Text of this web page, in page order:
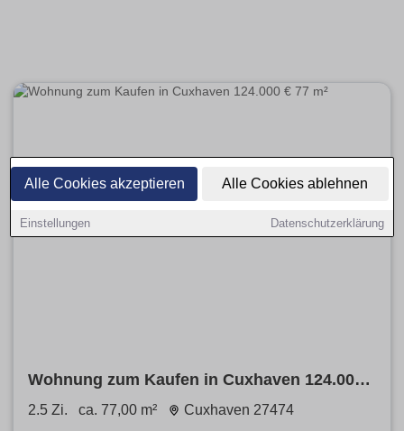
Alle Cookies akzeptieren Alle Cookies ablehnen
Einstellungen Datenschutzerklärung
Wohnung zum Kaufen in Cuxhaven 124.000
€ 77 m²
2.5 Zi. ca. 77,00 m² Cuxhaven 27474